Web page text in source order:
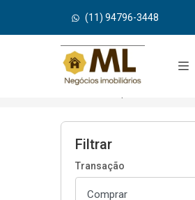
(11) 94796-3448
Página inicial
Filtrar
Transação